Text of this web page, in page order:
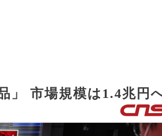
」 市場規模は1.4兆円